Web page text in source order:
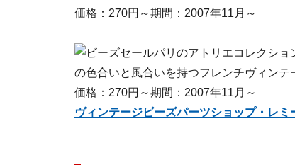
価格：270円～期間：2007年11月～
パリのアトリエコレクシ
の色合いと風合いを持つフレンチヴィン
価格：270円～期間：2007年11月～
ヴィンテージビーズパーツショップ・レミ